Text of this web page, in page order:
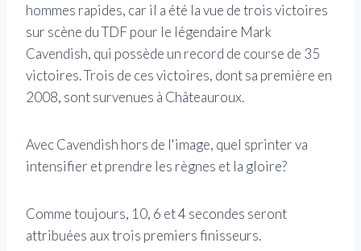
hommes rapides, car il a été la vue de trois victoires
sur scène du TDF pour le légendaire Mark
Cavendish, qui possède un record de course de 35
victoires. Trois de ces victoires, dont sa première en
2008, sont survenues à Châteauroux.
Avec Cavendish hors de l'image, quel sprinter va
intensifier et prendre les règnes et la gloire?
Comme toujours, 10, 6 et 4 secondes seront
attribuées aux trois premiers finisseurs.